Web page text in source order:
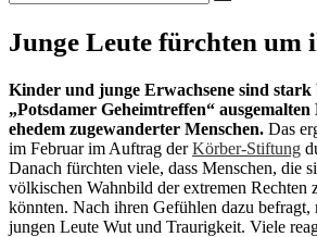
Junge Leute fürchten um
Kinder und junge Erwachsene sind stark
„Potsdamer Geheimtreffen“ ausgemalten
ehedem zugewanderter Menschen. Das
im Februar im Auftrag derKörber-Stiftung
Danach fürchten viele, dass Menschen, die
völkischen Wahnbild der extremen Rechten
könnten. Nach ihren Gefühlen dazu befragt,
jungen Leute Wut und Traurigkeit. Viele